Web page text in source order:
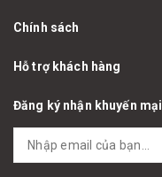
Chính sách
Hỗ trợ khách hàng
Đăng ký nhận khuyến mại